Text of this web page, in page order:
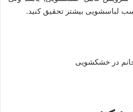
لباسشویی بیشتر تحقیق کنید.